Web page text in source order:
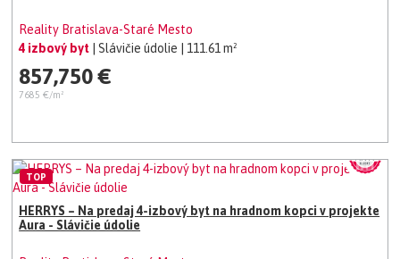
Reality Bratislava-Staré Mesto
4 izbový byt
| Slávičie údolie | 111.61 m²
857,750 €
7685 €/m²
HERRYS – Na predaj 4-izbový byt na hradnom kopci v projekte
Aura - Slávičie údolie
TOP